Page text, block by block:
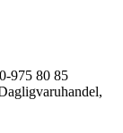
975 80 85